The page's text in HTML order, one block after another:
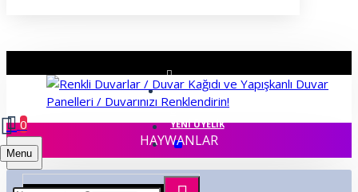
ÜYE GIRIŞI
YENI ÜYELIK
Menu
0
HAYWANLAR